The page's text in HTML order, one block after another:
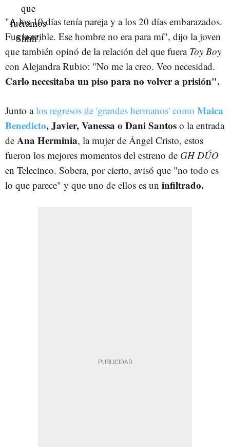
"A los 10 días tenía pareja y a los 20 días embarazados.
Fue horrible. Ese hombre no era para mí", dijo la joven
que también opinó de la relación del que fuera Toy Boy
con Alejandra Rubio: "No me la creo. Veo necesidad.
Carlo necesitaba un piso para no volver a prisión".
Junto alos regresos de 'grandes hermanos' como Maica
Benedicto, Javier, Vanessa o Dani Santos o la entrada
de Ana Herminia, la mujer de Ángel Cristo, estos
fueron los mejores momentos del estreno de GH DÚO
en Telecinco. Sobera, por cierto, avisó que "no todo es
lo que parece" y que uno de ellos es un infiltrado.